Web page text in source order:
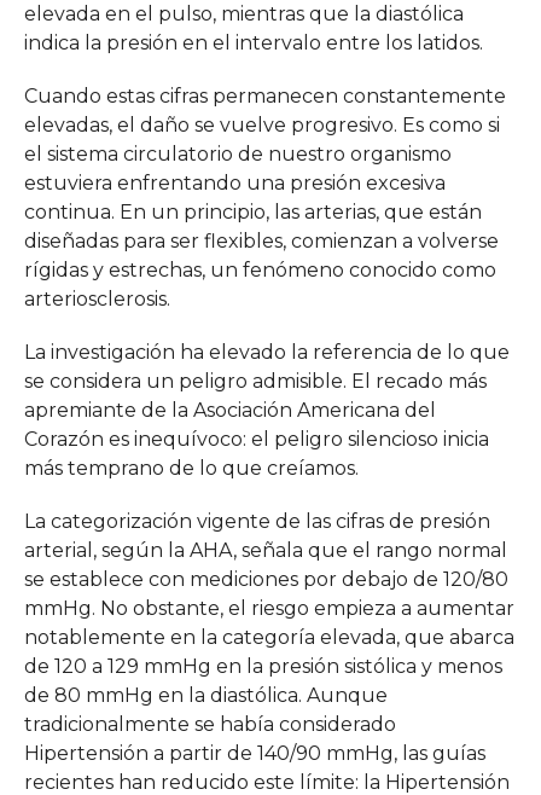
elevada en el pulso, mientras que la diastólica
indica la presión en el intervalo entre los latidos.
Cuando estas cifras permanecen constantemente
elevadas, el daño se vuelve progresivo. Es como si
el sistema circulatorio de nuestro organismo
estuviera enfrentando una presión excesiva
continua. En un principio, las arterias, que están
diseñadas para ser flexibles, comienzan a volverse
rígidas y estrechas, un fenómeno conocido como
arteriosclerosis.
La investigación ha elevado la referencia de lo que
se considera un peligro admisible. El recado más
apremiante de la Asociación Americana del
Corazón es inequívoco: el peligro silencioso inicia
más temprano de lo que creíamos.
La categorización vigente de las cifras de presión
arterial, según la AHA, señala que el rango normal
se establece con mediciones por debajo de 120/80
mmHg. No obstante, el riesgo empieza a aumentar
notablemente en la categoría elevada, que abarca
de 120 a 129 mmHg en la presión sistólica y menos
de 80 mmHg en la diastólica. Aunque
tradicionalmente se había considerado
Hipertensión a partir de 140/90 mmHg, las guías
recientes han reducido este límite: la Hipertensión